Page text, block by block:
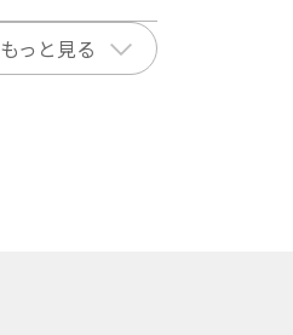
もっと見る